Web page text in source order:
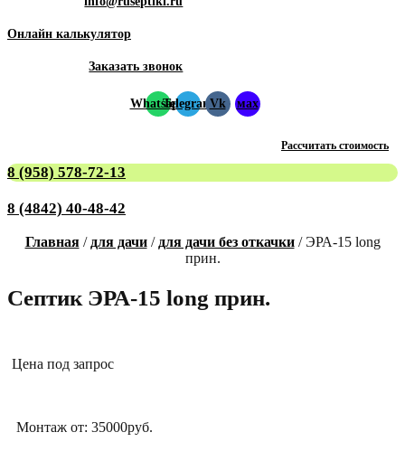
Онлайн калькулятор
Заказать звонок
WhatsappTelegramVk мах
Рассчитать стоимость
8 (958) 578-72-13
8 (4842) 40-48-42
Главная/ для дачи/ для дачи без откачки/ ЭРА-15 long
прин.
Септик ЭРА-15 long прин.
Цена под запрос
Монтаж от: 35000руб.